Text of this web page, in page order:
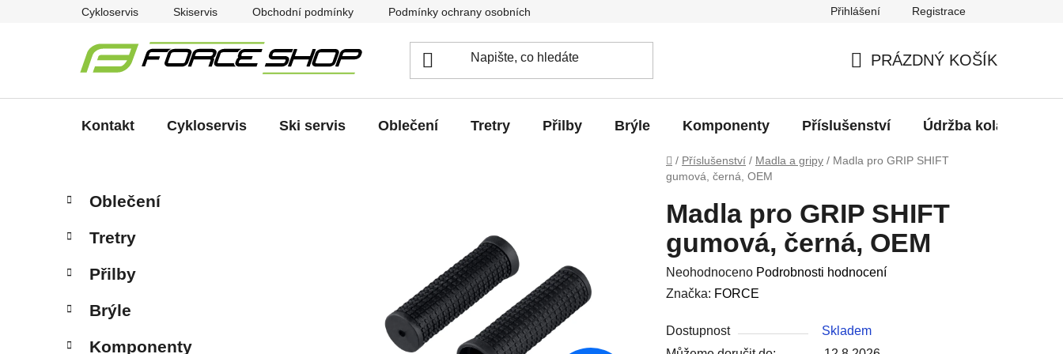
Cykloservis Skiservis Obchodní podmínky Podmínky ochrany osobních údajů Přihlášení Registrace
KOŠÍK
PRÁZDNÝ KOŠÍK
Kontakt Cykloservis Ski servis Oblečení Tretry Přilby Brýle Komponenty Příslušenství Údržba kola
Domů
/ Příslušenství / Madla a gripy / Madla pro GRIP SHIFT
gumová, černá, OEM
P
s
r
n
n
kategorie
a
e
o
i
Oblečení
Tretry
Přilby
Brýle
Komponenty
Madla pro GRIP SHIFT
gumová, černá, OEM
Průměrné
hodnocení
je
Neohodnoceno Podrobnosti hodnocení
Značka: FORCE
Dostupnost
Skladem